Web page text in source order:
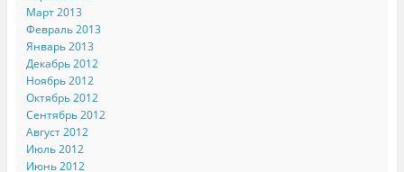
Март 2013
Февраль 2013
Январь 2013
Декабрь 2012
Ноябрь 2012
Октябрь 2012
Сентябрь 2012
Август 2012
Июль 2012
Июнь 2012